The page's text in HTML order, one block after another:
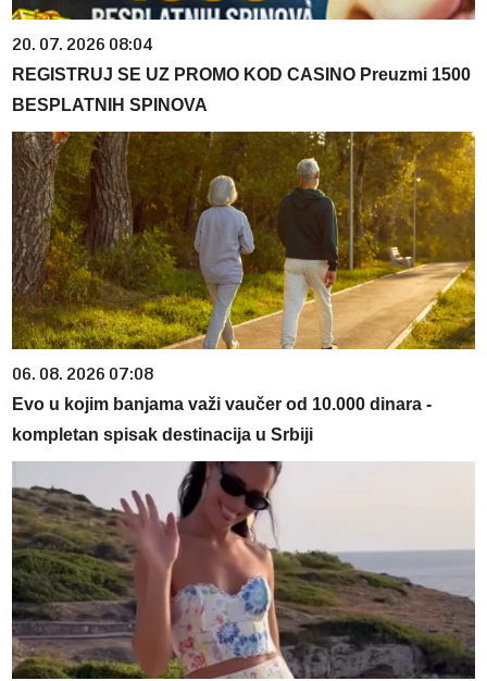
20. 07. 2026 08:04
REGISTRUJ SE UZ PROMO KOD CASINO Preuzmi 1500
BESPLATNIH SPINOVA
06. 08. 2026 07:08
Evo u kojim banjama važi vaučer od 10.000 dinara -
kompletan spisak destinacija u Srbiji